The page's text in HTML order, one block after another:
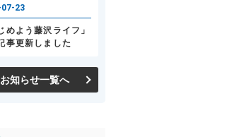
お知らせ一覧へ